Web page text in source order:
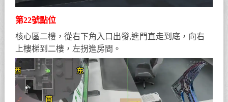
第22號點位
核心區二樓，從右下角入口出發,進門直走到底，向右
上樓梯到二樓，左拐進房間。